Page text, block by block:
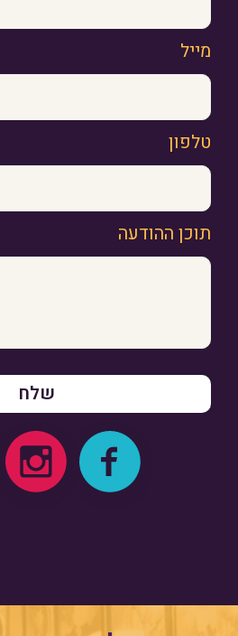
מייל
טלפון
תוכן ההודעה